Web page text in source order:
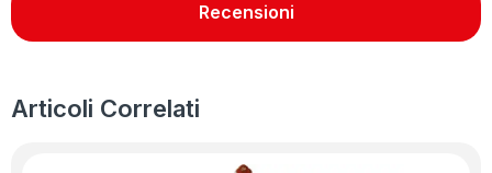
Recensioni
Articoli Correlati